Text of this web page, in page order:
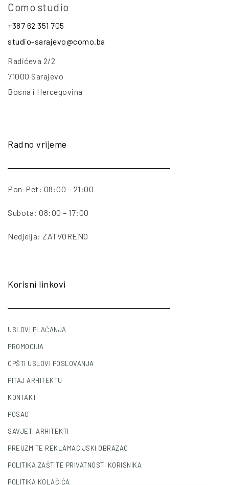
Como studio
+387 62 351 705
studio-sarajevo@como.ba
Radićeva 2/2
71000 Sarajevo
Bosna i Hercegovina
Radno vrijeme
Pon-Pet: 08:00 – 21:00
Subota: 08:00 – 17:00
Nedjelja: ZATVORENO
Korisni linkovi
USLOVI PLAĆANJA
PROMOCIJA
OPŠTI USLOVI POSLOVANJA
PITAJ ARHITEKTU
KONTAKT
POSAO
SAVJETI ARHITEKTI
PREUZMITE REKLAMACIJSKI OBRAZAC
POLITIKA ZAŠTITE PRIVATNOSTI KORISNIKA
POLITIKA KOLAČIĆA